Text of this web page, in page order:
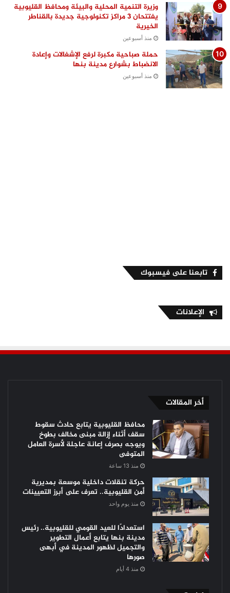
وزيرة التنمية المحلية والبيئة ومحافظ القليوبية
يفتتحان 3 مراكز تكنولوجية جديدة بالقناطر
الخيرية
منذ أسبوعين
حملة صباحية مكبرة لرفع الإشغالات وإعادة
الانضباط بشوارع مدينة بنها
منذ أسبوعين
تابعنا على فيسبوك
الإعلانات
أخر المقالات
محافظ القليوبية يتابع حادث سقوط
سقف أثناء إزالة مبنى مخالف بطوخ
ويوجه بصرف إعانة عاجلة لأسرة العامل
المتوفى
منذ 13 ساعة
حركة تنقلات داخلية موسعة بمديرية
أمن القليوبية.. تعرف على أبرز التعيينات
منذ يوم واحد
استعدادًا للعيد القومي للقليوبية.. رئيس
مدينة بنها يتابع أعمال التطوير
والتجميل لظهور المدينة في أبهى
صورها
منذ 4 أيام